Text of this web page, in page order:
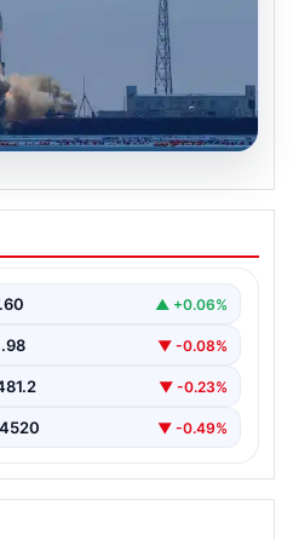
görüntüleme
uzaya fırlattı
▲ +0.06%
▼ -0.08%
▼ -0.23%
▼ -0.49%